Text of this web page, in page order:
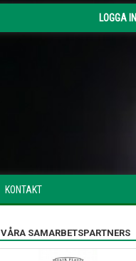
LOGGA IN
KONTAKT
VÅRA SAMARBETSPARTNERS